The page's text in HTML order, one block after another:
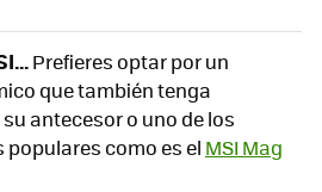
Prefieres optar por un
que también tenga
antecesor o uno de los
populares como es el MSI Mag